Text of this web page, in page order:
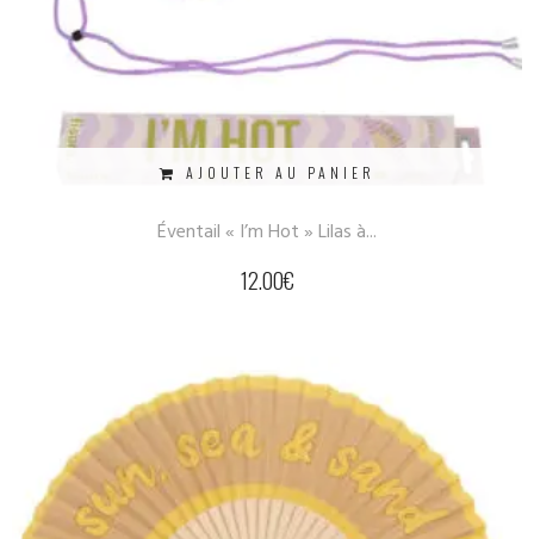
AJOUTER AU PANIER
Éventail « I’m Hot » Lilas à...
12.00€